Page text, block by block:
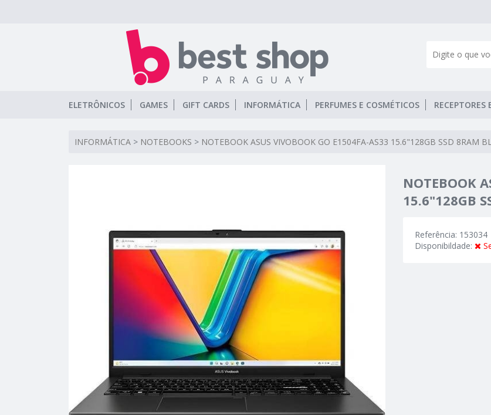
ELETRÔNICOS GAMES GIFT CARDS INFORMÁTICA PERFUMES E COSMÉTICOS RECEPTORES
INFORMÁTICA > NOTEBOOKS > NOTEBOOK ASUS VIVOBOOK GO E1504FA-AS33 15.6"128GB SSD 8RAM
NOTEBOOK
15.6"128GB
Referência: 153034
Disponibildade: